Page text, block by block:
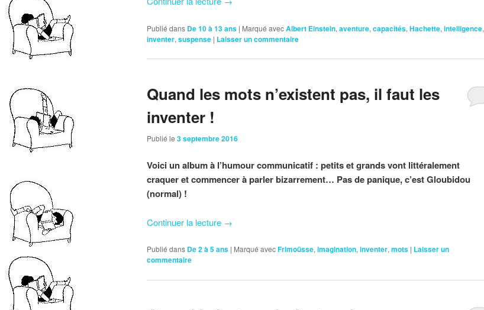
Publié dans De 10 à 13 ans | Marqué avecAlbert Einstein, aventure, capacités, Hachette, intelligence,
inventer, suspense | Laisser un commentaire
Quand les mots n’existent pas, il faut les
inventer !
Publié le 3 septembre 2016
Voici un album à l’humour communicatif : petits et grands vont littéralement
craquer et commencer à parler bizarrement… Pas de panique, c’est Gloubidou
(normal) !
Continuer la lecture →
Publié dans De 2 à 5 ans | Marqué avecFrimoüsse, imagination, inventer, mots | Laisser un
commentaire